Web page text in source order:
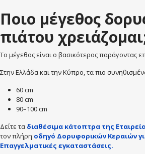
Ποιο μέγεθος
πιάτου
Το μέγεθος είναι ο βασικότερος παράγοντας
Στην Ελλάδα και την Κύπρο, τα πιο
60 cm
80 cm
90–100 cm
Δείτε τα διαθέσιμα κάτοπτρα της
τον πλήρη οδηγό Δορυφορικών Κεραιών
Επαγγελματικές εγκαταστάσεις.